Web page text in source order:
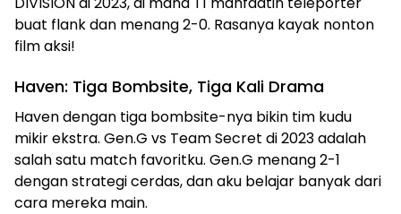
buat flank dan menang 2-0. Rasanya kayak nonton
film aksi!
Haven: Tiga Bombsite, Tiga Kali Drama
Haven dengan tiga bombsite-nya bikin tim kudu
mikir ekstra. Gen.G vs Team Secret di 2023 adalah
salah satu match favoritku. Gen.G menang 2-1
dengan strategi cerdas, dan aku belajar banyak dari
cara mereka main.